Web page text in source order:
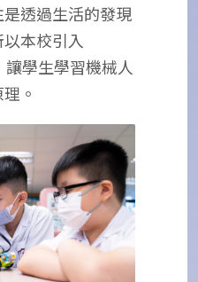
透過生活的發現
本校引入
學生學習機械人
。